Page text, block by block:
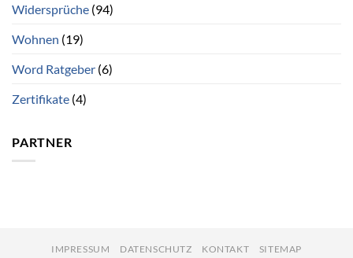
Widersprüche (94)
Wohnen (19)
Word Ratgeber (6)
Zertifikate (4)
PARTNER
IMPRESSUM DATENSCHUTZ KONTAKT SITEMAP